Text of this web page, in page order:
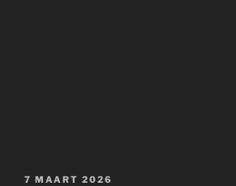
GEPLAATST
7 MAART 2026